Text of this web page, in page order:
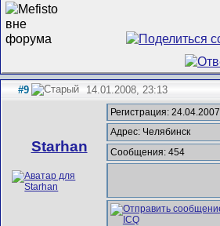
#9 14.01.2008, 23:13
Starhan
Регистрация: 24.04.2007
Адрес: Челябинск
Сообщения: 454